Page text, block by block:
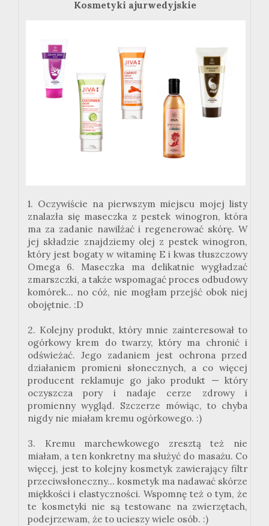
Kosmetyki ajurwedyjskie
1. Oczywiście na pierwszym miejscu mojej listy
znalazła się maseczka z pestek winogron, która
ma za zadanie nawilżać i regenerować skórę. W
jej składzie znajdziemy olej z pestek winogron,
który jest bogaty w witaminę E i kwas tłuszczowy
Omega 6. Maseczka ma delikatnie wygładzać
zmarszczki, a także wspomagać proces odbudowy
komórek... no cóż, nie mogłam przejść obok niej
obojętnie. :D
2. Kolejny produkt, który mnie zainteresował to
ogórkowy krem do twarzy, który ma chronić i
odświeżać. Jego zadaniem jest ochrona przed
działaniem promieni słonecznych, a co więcej
producent reklamuje go jako produkt — który
oczyszcza pory i nadaje cerze zdrowy i
promienny wygląd. Szczerze mówiąc, to chyba
nigdy nie miałam kremu ogórkowego. :)
3. Kremu marchewkowego zresztą też nie
miałam, a ten konkretny ma służyć do masażu. Co
więcej, jest to kolejny kosmetyk zawierający filtr
przeciwsłoneczny... kosmetyk ma nadawać skórze
miękkości i elastyczności. Wspomnę też o tym, że
te kosmetyki nie są testowane na zwierzętach,
podejrzewam, że to ucieszy wiele osób. :)